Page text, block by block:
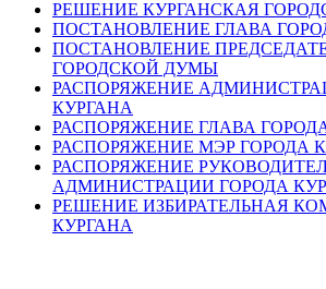
РЕШЕНИЕ КУРГАНСКАЯ
ПОСТАНОВЛЕНИЕ ГЛАВА
ПОСТАНОВЛЕНИЕ
ГОРОДСКОЙ ДУМЫ
РАСПОРЯЖЕНИЕ
КУРГАНА
РАСПОРЯЖЕНИЕ ГЛАВА
РАСПОРЯЖЕНИЕ МЭР ГОРОДА
РАСПОРЯЖЕНИЕ
АДМИНИСТРАЦИИ ГОРОДА
РЕШЕНИЕ ИЗБИРАТЕЛЬНАЯ
КУРГАНА